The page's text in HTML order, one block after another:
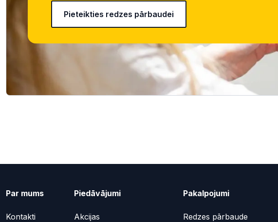
Pieteikties redzes pārbaudei
Par mums
Kontakti
Piedāvājumi
Akcijas
Pakalpojumi
Redzes pārbaude